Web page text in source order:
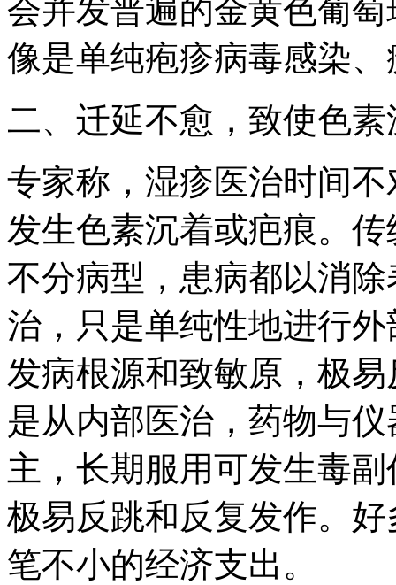
会并发普遍的金黄色葡
像是单纯疱疹病毒感染
二、迁延不愈，致使色
专家称，湿疹医治时间
发生色素沉着或疤痕。
不分病型，患病都以消
治，只是单纯性地进行
发病根源和致敏原，极
是从内部医治，药物与
主，长期服用可发生毒
极易反跳和反复发作。
笔不小的经济支出。